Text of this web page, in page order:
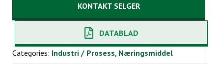
KONTAKT SELGER
DATABLAD
Categories: Industri / Prosess, Næringsmiddel